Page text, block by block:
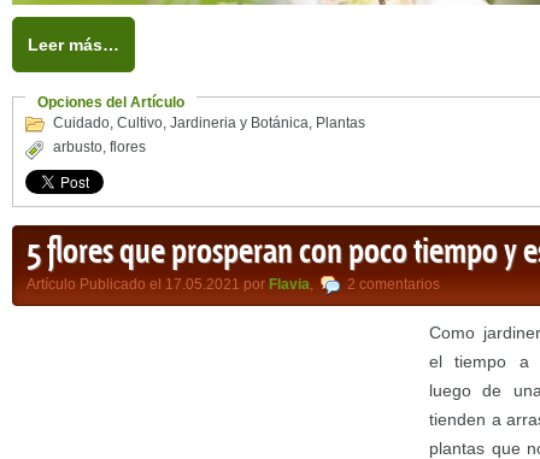
Leer más…
Opciones del Artículo
Cuidado, Cultivo, Jardineria y Botánica, Plantas
arbusto, flores
5 flores que prosperan con poco tiempo y
Artículo Publicado el 17.05.2021 por Flavia, 2 comentarios
Como
el tiempo a
luego de
tienden a
plantas que